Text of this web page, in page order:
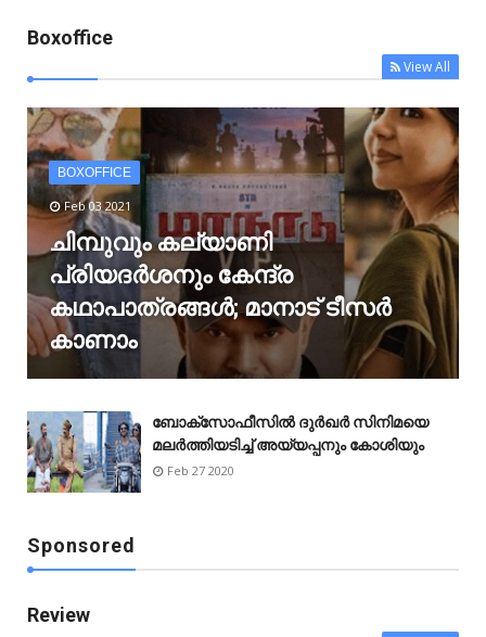
Boxoffice
View All
BOXOFFICE
Feb 03 2021
ചിമ്പുവും കല്യാണി
പ്രിയദർശനും കേന്ദ്ര
കഥാപാത്രങ്ങൾ; മാനാട് ടീസർ
കാണാം
ബോക്‌സോഫീസിൽ ദുർഖർ സിനിമയെ
മലർത്തിയടിച്ച് അയ്യപ്പനും കോശിയും
Feb 27 2020
Sponsored
Review